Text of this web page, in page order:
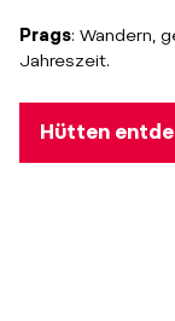
Prags: Wandern,
Jahreszeit.
Hütten